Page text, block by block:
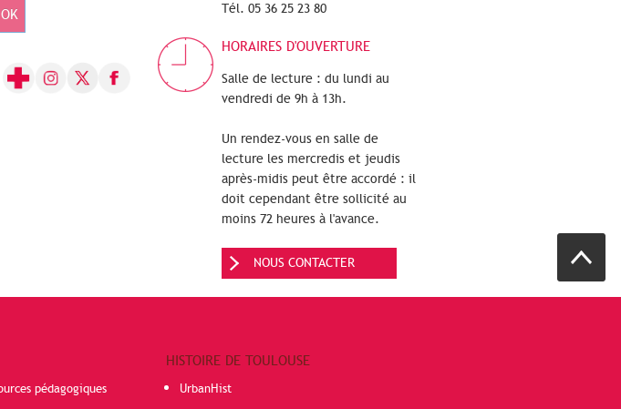
OK
Tél. 05 36 25 23 80
HORAIRES D'OUVERTURE
Salle de lecture : du lundi au
vendredi de 9h à 13h.
Un rendez-vous en salle de
lecture les mercredis et jeudis
après-midis peut être accordé : il
doit cependant être sollicité au
moins 72 heures à l'avance.
NOUS CONTACTER
pédagogiques
HISTOIRE DE TOULOUSE
UrbanHist